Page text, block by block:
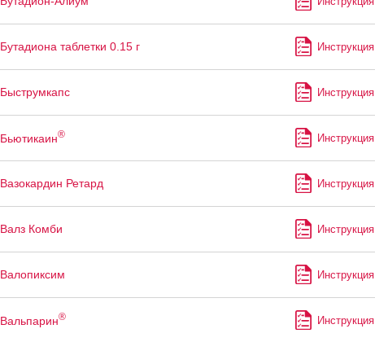
Бутадиона таблетки 0.15 г Инструкция
Быструмкапс Инструкция
Бьютикаин® Инструкция
Вазокардин Ретард Инструкция
Валз Комби Инструкция
Валопиксим Инструкция
Вальпарин® Инструкция